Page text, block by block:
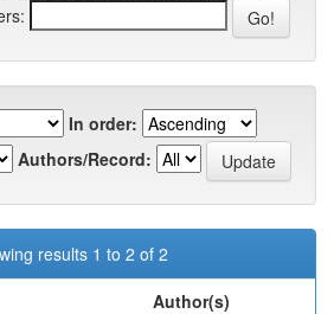
In order:
Authors/Record:
results 1 to 2 of 2
Author(s)